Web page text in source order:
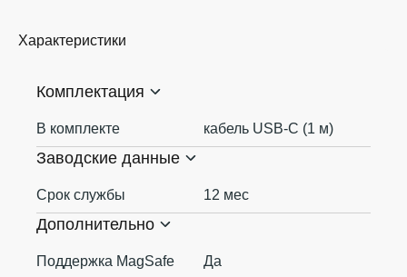
Характеристики
Комплектация
В комплекте кабель USB-С (1 м)
Заводские данные
Срок службы 12 мес
Дополнительно
Поддержка MagSafe
Да